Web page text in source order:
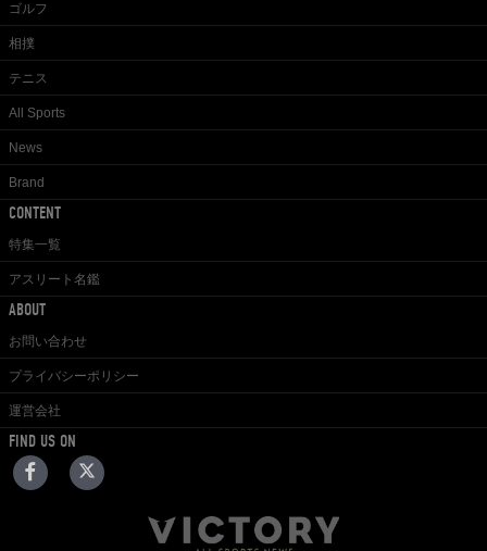
ゴルフ
相撲
テニス
All Sports
News
Brand
CONTENT
特集一覧
アスリート名鑑
ABOUT
お問い合わせ
プライバシーポリシー
運営会社
FIND US ON